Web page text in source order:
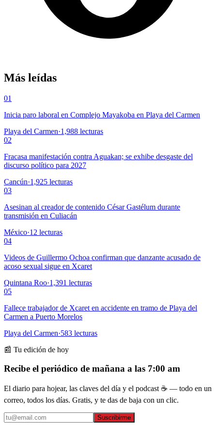
Más leídas
01
Inicia paro laboral en Complejo Mayakoba en Playa del Carmen
Playa del Carmen·1,988 lecturas
02
Fracasa manifestación contra Aguakan; se exhibe desgaste del
discurso político para 2027
Cancún·1,925 lecturas
03
Asesinan al creador de contenido César Gastélum durante
transmisión en Culiacán
México·12 lecturas
04
Videos de Guillermo Ochoa confirman que danzante acusado de
acoso sexual sigue en Xcaret
Quintana Roo·1,391 lecturas
05
Fallece trabajador de Xcaret en accidente en tramo de Playa del
Carmen a Puerto Morelos
Playa del Carmen·583 lecturas
📰 Tu edición de hoy
Recibe el periódico de mañana a las 7:00 am
El diario para hojear, las claves del día y el podcast ☕ — todo en un
correo, todos los días. Gratis, y te das de baja con un clic.
Suscribirme